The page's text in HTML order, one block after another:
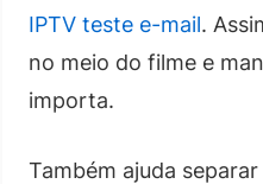
IPTV teste e-mail.
no meio do filme e
importa.
Também ajuda